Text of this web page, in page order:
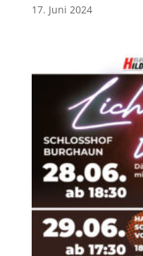
17. Juni 2024